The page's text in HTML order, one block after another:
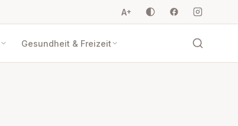
A+
Gesundheit & Freizeit